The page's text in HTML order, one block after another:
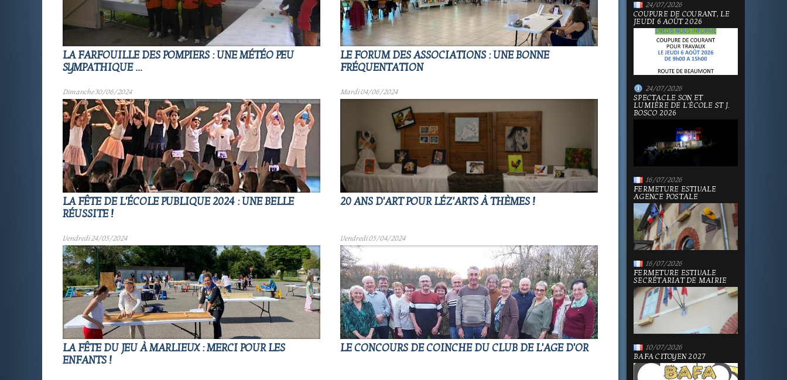
LA FARFOUILLE DES POMPIERS : UNE MÉTÉO PEU
SYMPATHIQUE ...
LE FORUM DES ASSOCIATIONS : UNE BONNE
FRÉQUENTATION
Dimanche 30/06/2024
LA FÊTE DE L'ÉCOLE PUBLIQUE 2024 : UNE BELLE
RÉUSSITE !
Mardi 04/06/2024
20 ANS D'ART POUR LÉZ'ARTS À THÈMES !
Vendredi 24/05/2024
LA FÊTE DU JEU À MARLIEUX : MERCI POUR LES
ENFANTS !
Vendredi 05/04/2024
LE CONCOURS DE COINCHE DU CLUB DE L'AGE D'OR
24/07/2026
COUPURE DE COURANT, LE
JEUDI 6 AOÛT 2026
24/07/2026
SPECTACLE SON ET
LUMIÈRE DE L'ÉCOLE ST J.
BOSCO 2026
16/07/2026
FERMETURE ESTIVALE
AGENCE POSTALE
16/07/2026
FERMETURE ESTIVALE
SECRÉTARIAT DE MAIRIE
10/07/2026
BAFA CITOYEN 2027